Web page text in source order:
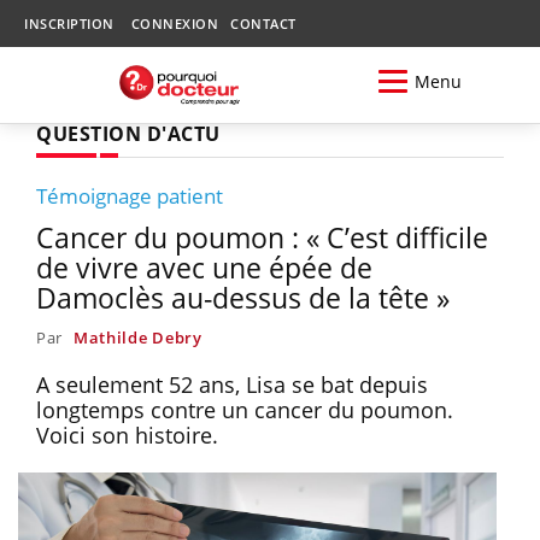
INSCRIPTION CONNEXION CONTACT
Menu
QUESTION D'ACTU
Témoignage patient
Cancer du poumon : « C’est difficile
de vivre avec une épée de
Damoclès au-dessus de la tête »
Par Mathilde Debry
A seulement 52 ans, Lisa se bat depuis
longtemps contre un cancer­­ du poumon.
Voici son histoire.